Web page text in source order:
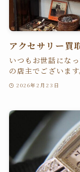
アクセサリー買
いつもお世話にな
の店主でございま
2026年2月23日